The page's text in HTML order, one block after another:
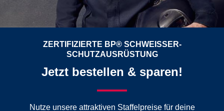
ZERTIFIZIERTE BP® SCHWEISSER-S
CHUTZAUSRÜSTUNG
Jetzt bestellen & sparen!
Nutze unsere attraktiven Staffelpreise für deine